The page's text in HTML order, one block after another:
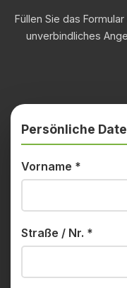
Füllen Sie das
unverbindliches
Persönliche
Vorname *
Straße / Nr. *